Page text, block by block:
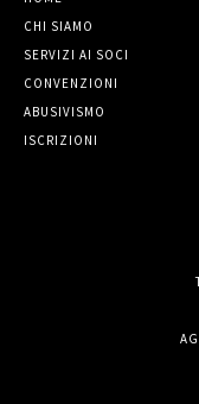
CHI SIAMO
SERVIZI AI SOCI
CONVENZIONI
ABUSIVISMO
ISCRIZIONI